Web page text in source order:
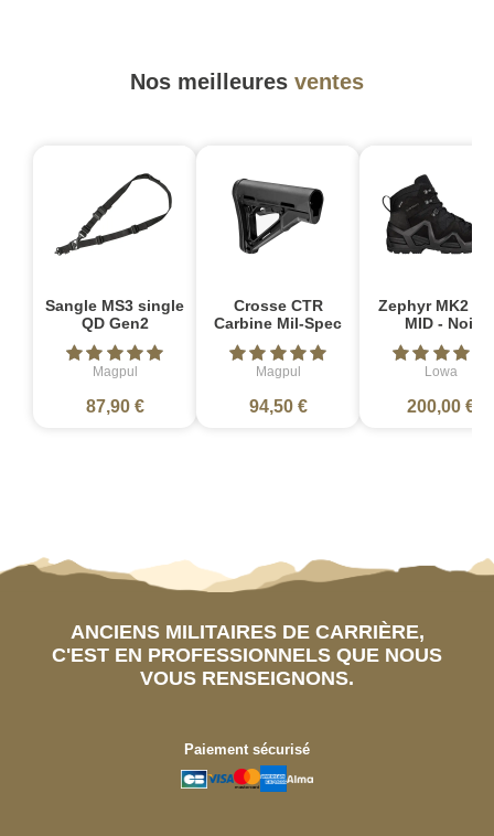
Nos meilleures ventes
Sangle MS3 single
QD Gen2
Magpul
87,90 €
Crosse CTR
Carbine Mil-Spec
Magpul
94,50 €
Zephyr MK2
MID - Noir
Lowa
200,00 €
ANCIENS MILITAIRES DE CARRIÈRE,
C'EST EN PROFESSIONNELS QUE NOUS
VOUS RENSEIGNONS.
Paiement sécurisé